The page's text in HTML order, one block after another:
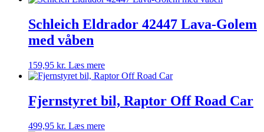
Schleich Eldrador 42447 Lava-Golem
med våben
159,95 kr. Læs mere
Fjernstyret bil, Raptor Off Road Car
499,95 kr. Læs mere